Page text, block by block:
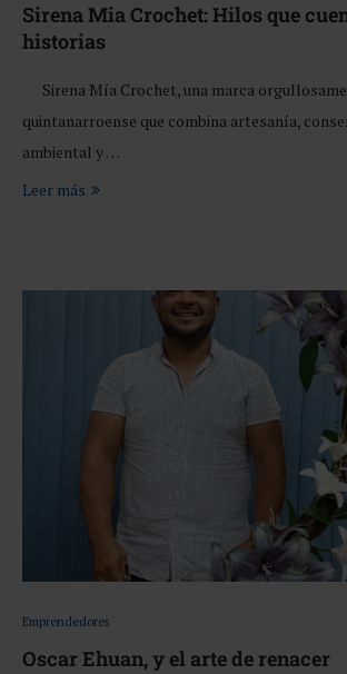
Sirena Mia Crochet: Hilos que
historias
Sirena Mía Crochet, una marca
quintanarroense que combina artesanía,
ambiental y …
Leer más
Emprendedores
Oscar Ehuan, y el arte de renacer